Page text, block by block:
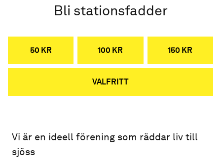
Bli stationsfadder
50 KR 100 KR 150 KR
VALFRITT
Vi är en ideell förening som räddar liv till
sjöss